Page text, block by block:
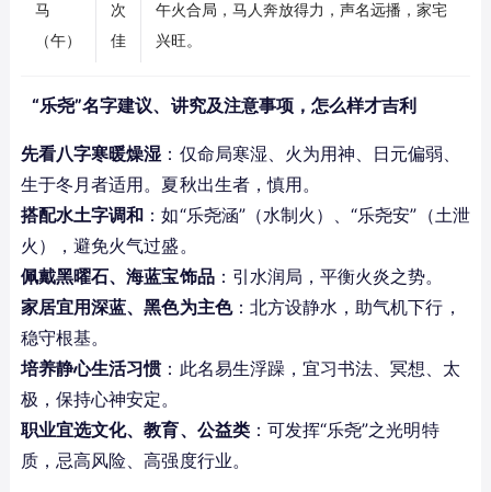
马
（午）
次
佳
午火合局，马人奔放得力，声名远播，家宅
兴旺。
“乐尧”名字建议、讲究及注意事项，怎么样才吉利
先看八字寒暖燥湿 ：仅命局寒湿、火为用神、日元偏弱、
生于冬月者适用。夏秋出生者，慎用。
搭配水土字调和 ：如“乐尧涵”（水制火）、“乐尧安”（土泄
火），避免火气过盛。
佩戴黑曜石、海蓝宝饰品：引水润局，平衡火炎之势。
家居宜用深蓝、黑色为主色：北方设静水，助气机下行，
稳守根基。
培养静心生活习惯：此名易生浮躁，宜习书法、冥想、太
极，保持心神安定。
职业宜选文化、教育、公益类：可发挥“乐尧”之光明特
质，忌高风险、高强度行业。